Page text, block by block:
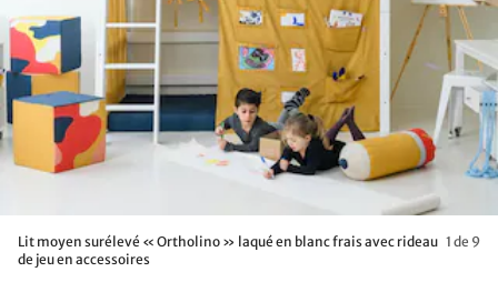
Lit moyen surélevé « Ortholino » laqué en blanc frais avec rideau
de jeu en accessoires
1 de 9